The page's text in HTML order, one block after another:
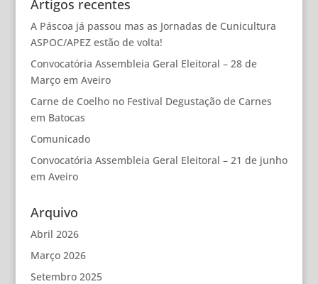
Artigos recentes
A Páscoa já passou mas as Jornadas de Cunicultura
ASPOC/APEZ estão de volta!
Convocatória Assembleia Geral Eleitoral – 28 de
Março em Aveiro
Carne de Coelho no Festival Degustação de Carnes
em Batocas
Comunicado
Convocatória Assembleia Geral Eleitoral – 21 de junho
em Aveiro
Arquivo
Abril 2026
Março 2026
Setembro 2025